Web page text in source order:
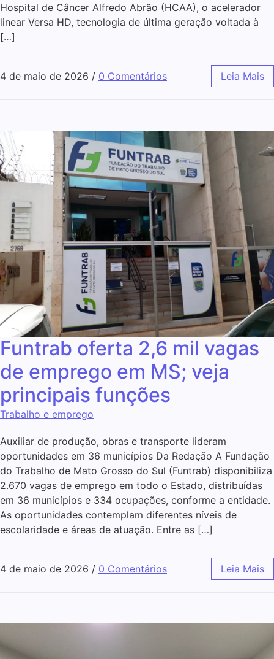
Hospital de Câncer Alfredo Abrão (HCAA), o acelerador
linear Versa HD, tecnologia de última geração voltada à
[…]
4 de maio de 2026 / 0 Comentários Leia Mais
Funtrab oferta 2,6 mil vagas
de emprego em MS; veja
principais funções
Trabalho e emprego
Auxiliar de produção, obras e transporte lideram
oportunidades em 36 municípios Da Redação A Fundação
do Trabalho de Mato Grosso do Sul (Funtrab) disponibiliza
2.670 vagas de emprego em todo o Estado, distribuídas
em 36 municípios e 334 ocupações, conforme a entidade.
As oportunidades contemplam diferentes níveis de
escolaridade e áreas de atuação. Entre as […]
4 de maio de 2026 / 0 Comentários Leia Mais